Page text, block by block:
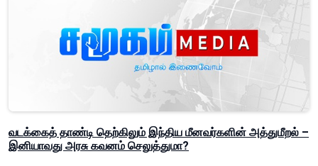
வடக்கைத் தாண்டி தெற்கிலும் இந்திய மீனவர்களின் அத்துமீறல் –
இனியாவது அரசு கவனம் செலுத்துமா?